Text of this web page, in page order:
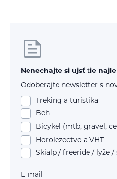
Nenechajte si ujsť tie
Odoberajte newsletter s
Treking a turistika
Beh
Bicykel (mtb, gravel,
Horolezectvo a VHT
Skialp / freeride / lyže /
E-mail